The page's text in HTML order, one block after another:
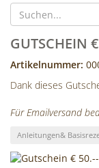
GUTSCHEIN
Artikelnummer:
Dank dieses
Für Emailversand
Anleitungen&